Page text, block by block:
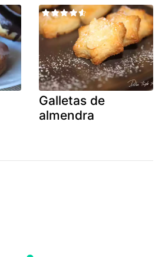
Galletas de
almendra